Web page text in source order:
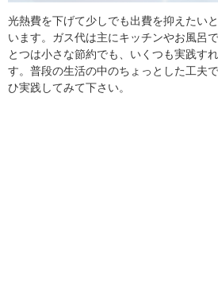
光熱費を下げて少しでも出費を抑えたい
います。ガス代は主にキッチンやお風呂
とつは小さな節約でも、いくつも実践す
す。普段の生活の中のちょっとした工夫
ひ実践してみて下さい。